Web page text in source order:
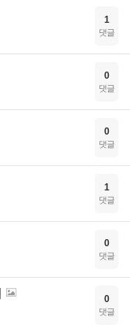
1
댓글
0
댓글
0
댓글
1
댓글
0
댓글
0
댓글